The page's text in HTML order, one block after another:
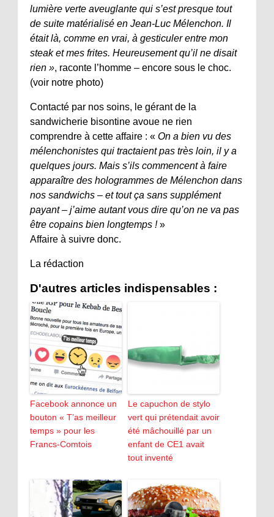
lumière verte aveuglante qui s’est presque tout
de suite matérialisé en Jean-Luc Mélenchon. Il
était là, comme en vrai, à gesticuler entre mon
steak et mes frites. Heureusement qu’il ne disait
rien », raconte l’homme – encore sous le choc.
(voir notre photo)
Contacté par nos soins, le gérant de la
sandwicherie bisontine avoue ne rien
comprendre à cette affaire : « On a bien vu des
mélenchonistes qui tractaient pas très loin, il y a
quelques jours. Mais s’ils commencent à faire
apparaître des hologrammes de Mélenchon dans
nos sandwichs – et tout ça sans supplément
payant – j’aime autant vous dire qu’on ne va pas
être copains bien longtemps !»
Affaire à suivre donc.
La rédaction
D'autres articles indispensables :
Facebook annonce un
bouton « T’as meilleur
temps » pour les
Francs-Comtois
Le capuchon de stylo
vert qui prétendait avoir
été mâchouillé par un
enfant de CE1 avait
tout inventé